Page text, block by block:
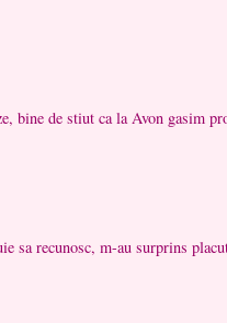
bine de stiut ca la Avon gasim
sa recunosc, m-au surprins